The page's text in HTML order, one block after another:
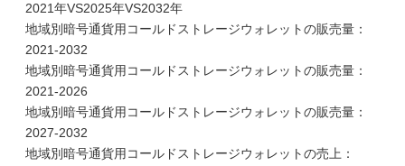
2021年VS2025年VS2032年
地域別暗号通貨用コールドストレージウォレットの販売量：
2021-2032
地域別暗号通貨用コールドストレージウォレットの販売量：
2021-2026
地域別暗号通貨用コールドストレージウォレットの販売量：
2027-2032
地域別暗号通貨用コールドストレージウォレットの売上：